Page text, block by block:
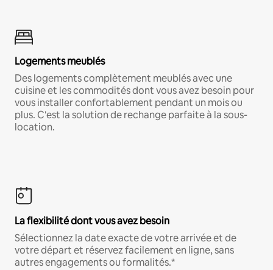
Logements meublés
Des logements complètement meublés avec une
cuisine et les commodités dont vous avez besoin pour
vous installer confortablement pendant un mois ou
plus. C'est la solution de rechange parfaite à la sous-
location.
La flexibilité dont vous avez besoin
Sélectionnez la date exacte de votre arrivée et de
votre départ et réservez facilement en ligne, sans
autres engagements ou formalités.*